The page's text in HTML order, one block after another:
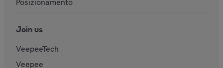
Join us
VeepeeTech
Veepee